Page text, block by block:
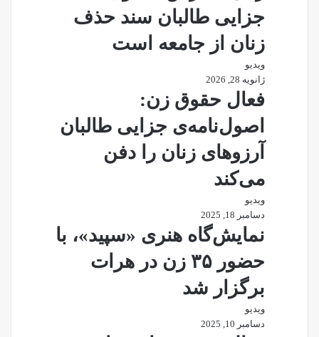
جزایی طالبان سند حذف
زنان از جامعه است
ویدیو
ژانویه 28, 2026
فعال حقوق زن:
اصول‌نامه‌ی جزایی طالبان
آرزوهای زنان را دفن
می‌کند
ویدیو
دسامبر 18, 2025
نمایش‌گاه هنری «سپید»، با
حضور ۳۵ زن در هرات
برگزار شد
ویدیو
دسامبر 10, 2025